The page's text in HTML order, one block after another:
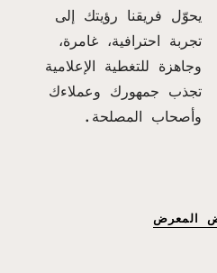
يحوّل فريقنا رؤيتك إلى
تجربة احترافية، غامرة،
وجاهزة للتغطية الإعلامية
تجذب جمهورك وعملاءك
وأصحاب المصلحة.
المعرض